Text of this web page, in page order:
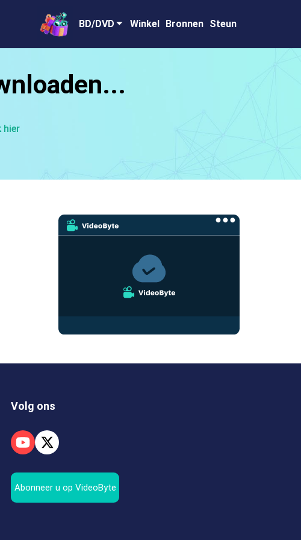
BD/DVD Winkel Bronnen Steun
hier
Volg ons
Abonneer u op VideoByte